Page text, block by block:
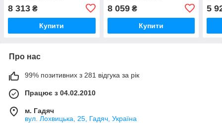
8 313 ₴
Купити
8 059₴
Купити
5
Про нас
99% позитивних з 281 відгука за рік
Працює з 04.02.2010
м. Гадяч
вул. Лохвицька, 25, Гадяч, Україна